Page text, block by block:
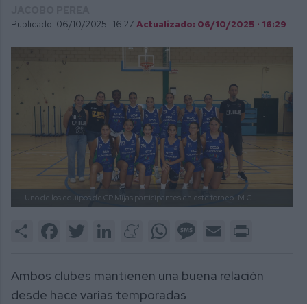
Publicado: 06/10/2025 · 16:27 Actualizado: 06/10/2025 · 16:29
Uno de los equipos de CP Mijas participantes en este torneo. M.C.
Share FacebookTwitter LinkedInMeneameWhatsAppMessage
Email
Ambos clubes mantienen una buena relación
desde hace varias temporadas